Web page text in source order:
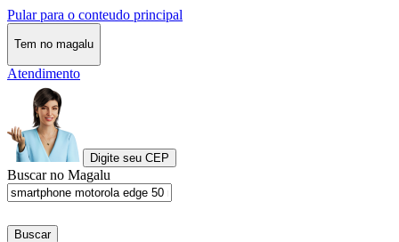
Pular para o conteudo principal
Tem no magalu
Atendimento
Digite seu CEP
Buscar no Magalu
Buscar